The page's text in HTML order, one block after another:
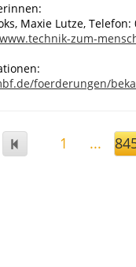
Maxie Lutze, Telefon:
zum-
foerderungen/
1 ...